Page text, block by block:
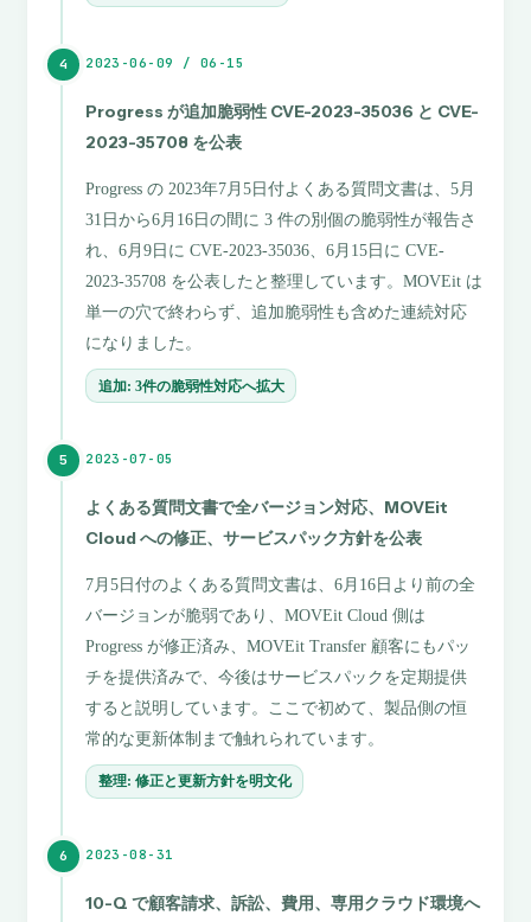
4 2023-06-09 / 06-15
Progress が追加脆弱性 CVE-2023-35036 と CVE-
2023-35708 を公表
Progress の 2023年7月5日付よくある質問文書は、5月
31日から6月16日の間に 3 件の別個の脆弱性が報告さ
れ、6月9日に CVE-2023-35036、6月15日に CVE-
2023-35708 を公表したと整理しています。MOVEit は
単一の穴で終わらず、追加脆弱性も含めた連続対応
になりました。
追加: 3件の脆弱性対応へ拡大
5 2023-07-05
よくある質問文書で全バージョン対応、MOVEit
Cloud への修正、サービスパック方針を公表
7月5日付のよくある質問文書は、6月16日より前の全
バージョンが脆弱であり、MOVEit Cloud 側は
Progress が修正済み、MOVEit Transfer 顧客にもパッ
チを提供済みで、今後はサービスパックを定期提供
すると説明しています。ここで初めて、製品側の恒
常的な更新体制まで触れられています。
整理: 修正と更新方針を明文化
6 2023-08-31
10-Q で顧客請求、訴訟、費用、専用クラウド環境へ